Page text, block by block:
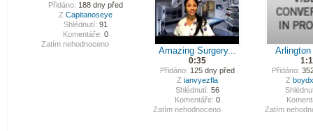
Přidáno: 188 dny před
Z Capitanoseye
Shlédnutí: 91
Komentáře: 0
Zatím nehodnoceno
Amazing Surgery...
0:35
Přidáno: 125 dny před
Z ianvyezfla
Shlédnutí: 56
Komentáře: 0
Zatím nehodnoceno
Přidáno:
Z
Zatím